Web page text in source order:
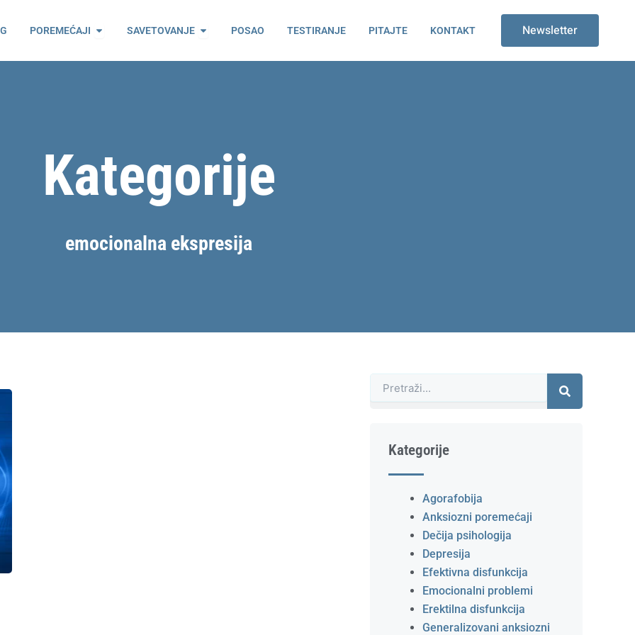
POREMEĆAJI Open Poremećaji
SAVETOVANJE Open Savetovanje
POSAO TESTIRANJE PITAJTE KONTAKT Newsletter
Kategorije
emocionalna ekspresija
Претрага
Kategorije
Agorafobija
Anksiozni poremećaji
Dečija psihologija
Depresija
Efektivna disfunkcija
Emocionalni problemi
Erektilna disfunkcija
Generalizovani anksiozni